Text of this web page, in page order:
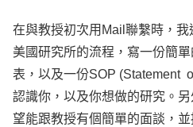
在與教授初次用Mail聯繫時，
美國研究所的流程，寫一份簡
表，以及一份SOP (Statement
認識你，以及你想做的研究。
望能跟教授有個簡單的面談，